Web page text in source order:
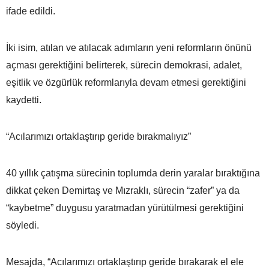
ifade edildi.
İki isim, atılan ve atılacak adımların yeni reformların önünü
açması gerektiğini belirterek, sürecin demokrasi, adalet,
eşitlik ve özgürlük reformlarıyla devam etmesi gerektiğini
kaydetti.
“Acılarımızı ortaklaştırıp geride bırakmalıyız”
40 yıllık çatışma sürecinin toplumda derin yaralar bıraktığına
dikkat çeken Demirtaş ve Mızraklı, sürecin “zafer” ya da
“kaybetme” duygusu yaratmadan yürütülmesi gerektiğini
söyledi.
Mesajda, “Acılarımızı ortaklaştırıp geride bırakarak el ele